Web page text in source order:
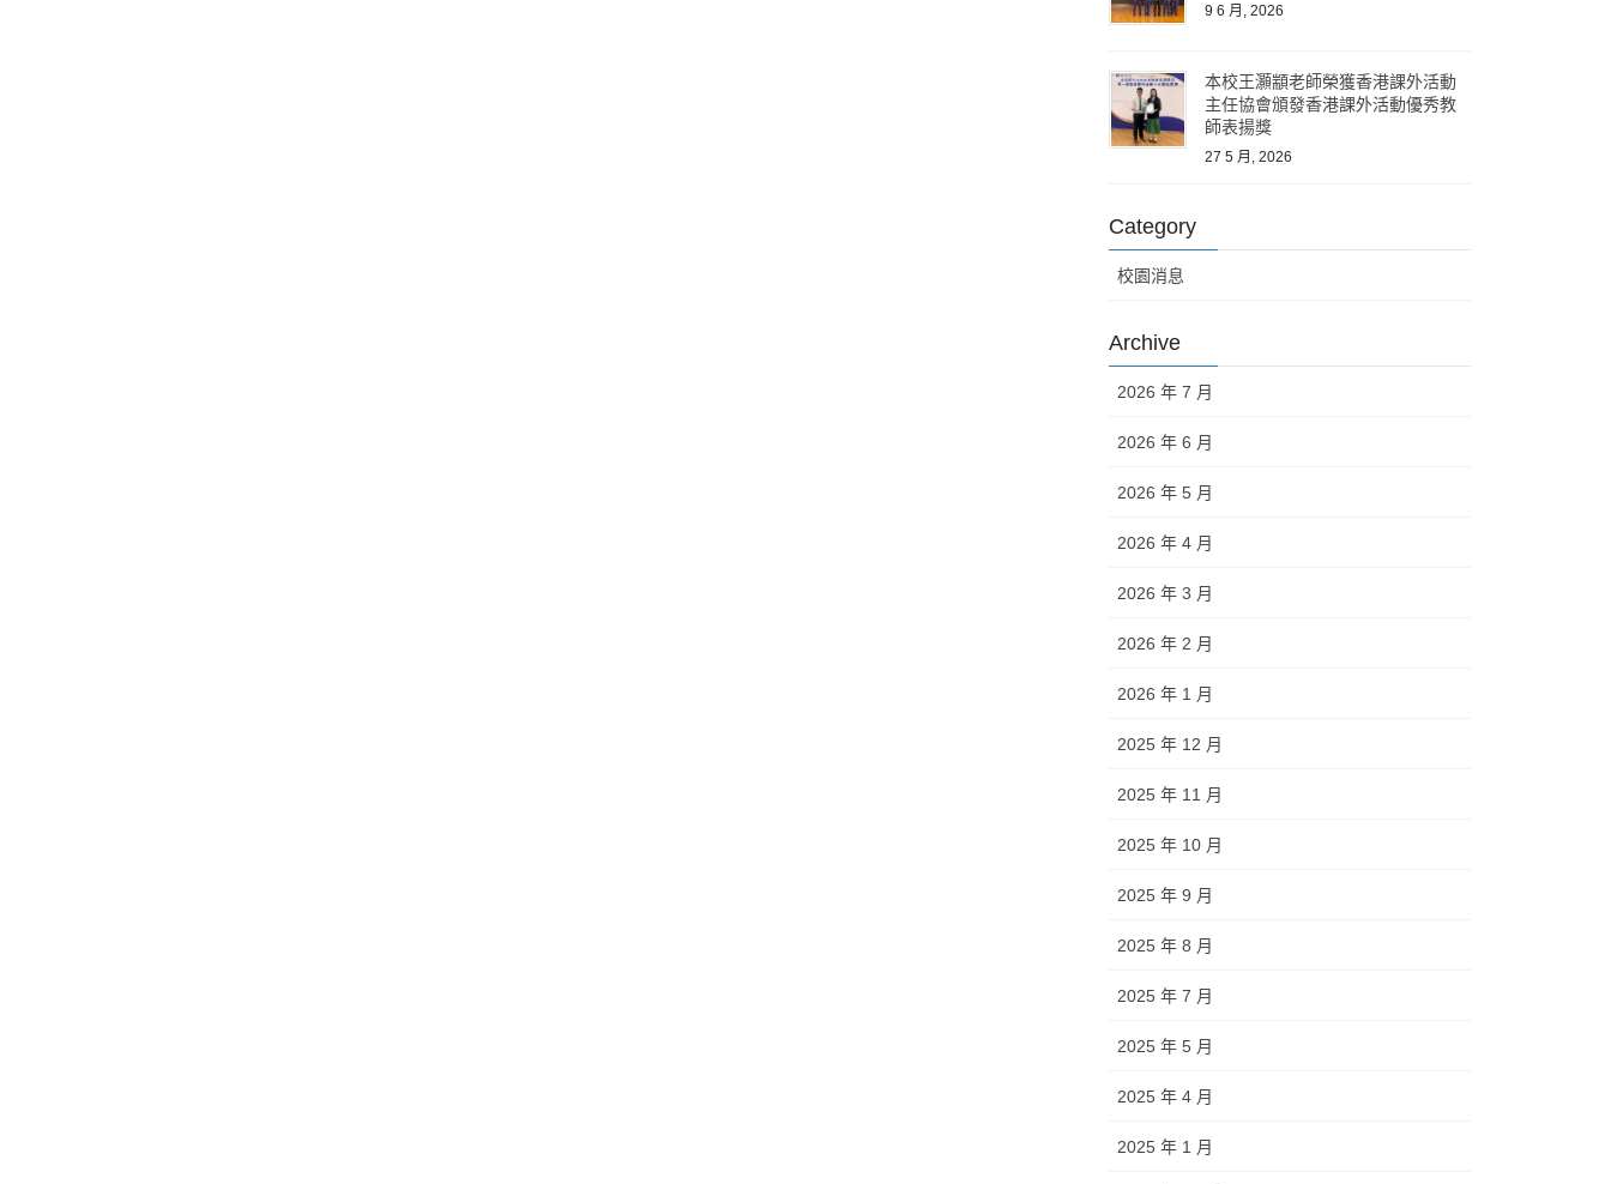
9 6 月, 2026
本校王灝顓老師榮獲香港課外活動
主任協會頒發香港課外活動優秀教
師表揚獎
27 5 月, 2026
Category
校園消息
Archive
2026 年 7 月
2026 年 6 月
2026 年 5 月
2026 年 4 月
2026 年 3 月
2026 年 2 月
2026 年 1 月
2025 年 12 月
2025 年 11 月
2025 年 10 月
2025 年 9 月
2025 年 8 月
2025 年 7 月
2025 年 5 月
2025 年 4 月
2025 年 1 月